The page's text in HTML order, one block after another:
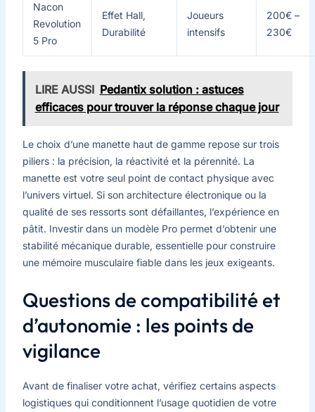
Nacon
Revolution
5 Pro
Effet Hall,
Durabilité
Joueurs
intensifs
200€ –
230€
LIRE AUSSI Pedantix solution : astuces
efficaces pour trouver la réponse chaque jour
Le choix d’une manette haut de gamme repose sur trois
piliers : la précision, la réactivité et la pérennité. La
manette est votre seul point de contact physique avec
l’univers virtuel. Si son architecture électronique ou la
qualité de ses ressorts sont défaillantes, l’expérience en
pâtit. Investir dans un modèle Pro permet d’obtenir une
stabilité mécanique durable, essentielle pour construire
une mémoire musculaire fiable dans les jeux exigeants.
Questions de compatibilité et
d’autonomie : les points de
vigilance
Avant de finaliser votre achat, vérifiez certains aspects
logistiques qui conditionnent l’usage quotidien de votre